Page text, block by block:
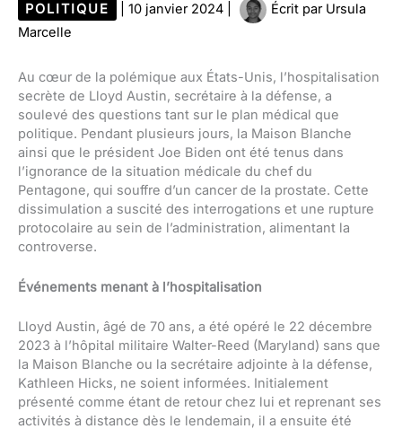
POLITIQUE 10 janvier 2024 Écrit par Ursula
Marcelle
Au cœur de la polémique aux États-Unis, l’hospitalisation
secrète de Lloyd Austin, secrétaire à la défense, a
soulevé des questions tant sur le plan médical que
politique. Pendant plusieurs jours, la Maison Blanche
ainsi que le président Joe Biden ont été tenus dans
l’ignorance de la situation médicale du chef du
Pentagone, qui souffre d’un cancer de la prostate. Cette
dissimulation a suscité des interrogations et une rupture
protocolaire au sein de l’administration, alimentant la
controverse.
Événements menant à l’hospitalisation
Lloyd Austin, âgé de 70 ans, a été opéré le 22 décembre
2023 à l’hôpital militaire Walter-Reed (Maryland) sans que
la Maison Blanche ou la secrétaire adjointe à la défense,
Kathleen Hicks, ne soient informées. Initialement
présenté comme étant de retour chez lui et reprenant ses
activités à distance dès le lendemain, il a ensuite été